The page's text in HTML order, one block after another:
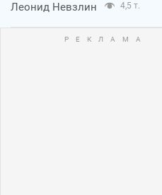
Леонид Невзлин 4,5 т.